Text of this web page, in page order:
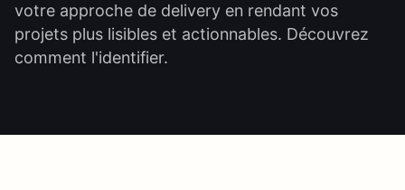
votre approche de delivery en rendant vos
projets plus lisibles et actionnables. Découvrez
comment l'identifier.